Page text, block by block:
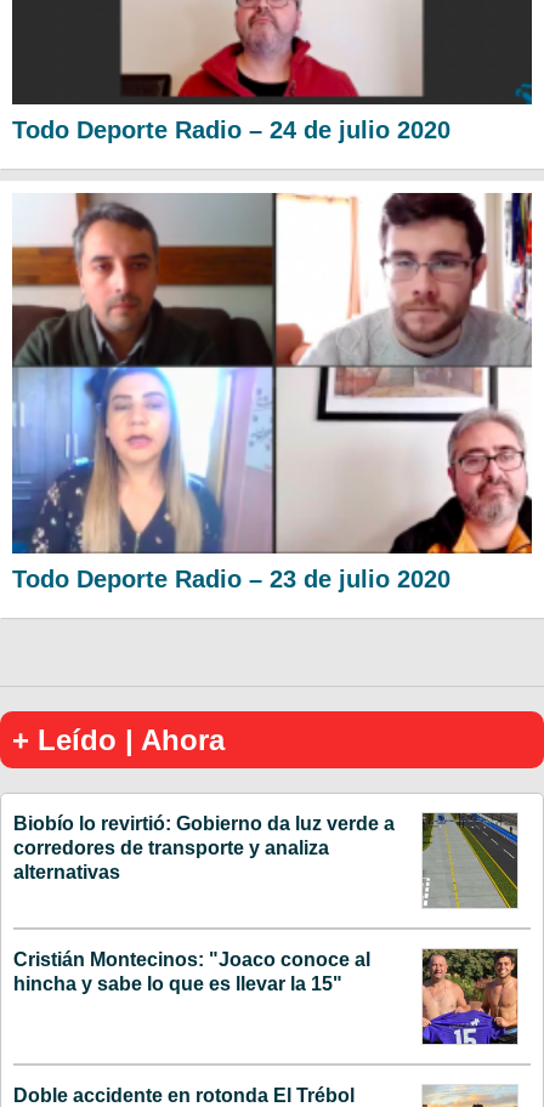
Todo Deporte Radio – 24 de julio 2020
Todo Deporte Radio – 23 de julio 2020
+ Leído | Ahora
Biobío lo revirtió: Gobierno da luz verde a
corredores de transporte y analiza
alternativas
Cristián Montecinos: "Joaco conoce al
hincha y sabe lo que es llevar la 15"
Doble accidente en rotonda El Trébol